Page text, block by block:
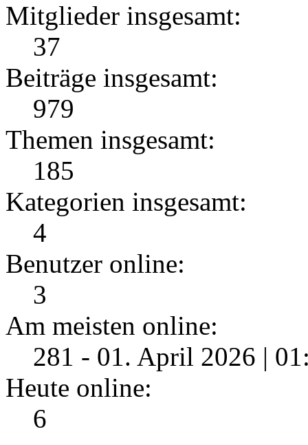
Mitglieder insgesamt:
37
Beiträge insgesamt:
979
Themen insgesamt:
185
Kategorien insgesamt:
4
Benutzer online:
3
Am meisten online:
281 - 01. April 2026 |
Heute online:
6